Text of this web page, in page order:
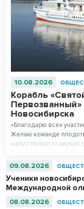
10.08.2026
Корабль
Новосибирска
«Благодарю всех
Желаю команде
напутствовал
09.08.2026
Ученики
Международной
08.08.2026